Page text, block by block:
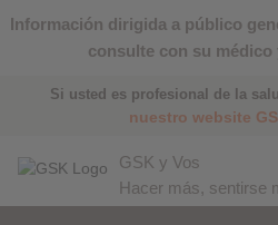
Información dirigida a público
consulte con su médico
Si usted es profesional de la
nuestro website
GSK y Vos
Hacer más, sentirse